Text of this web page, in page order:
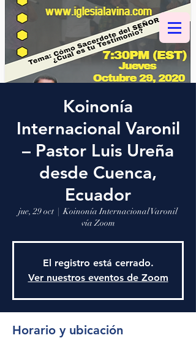
Koinonía
Internacional Varonil
– Pastor Luis Ureña
desde Cuenca,
Ecuador
jue, 29 oct
  |
Koinonía Internacional Varonil
vía Zoom
El registro está cerrado.
Ver nuestros eventos de Zoom
Horario y ubicación